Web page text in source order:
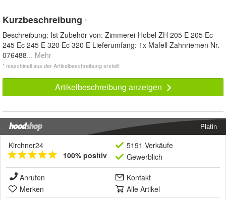
Kurzbeschreibung *
Beschreibung: Ist Zubehör von: Zimmerei-Hobel ZH 205 E 205 Ec
245 Ec 245 E 320 Ec 320 E Lieferumfang: 1x Mafell Zahnriemen Nr.
076488... Mehr
* maschinell aus der Artikelbeschreibung erstellt
Artikelbeschreibung anzeigen
Platin
Kirchner24
100% positiv
5191 Verkäufe
Gewerblich
Anrufen
Kontakt
Merken
Alle Artikel